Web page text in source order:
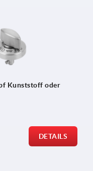
Kunststoff oder
DETAILS